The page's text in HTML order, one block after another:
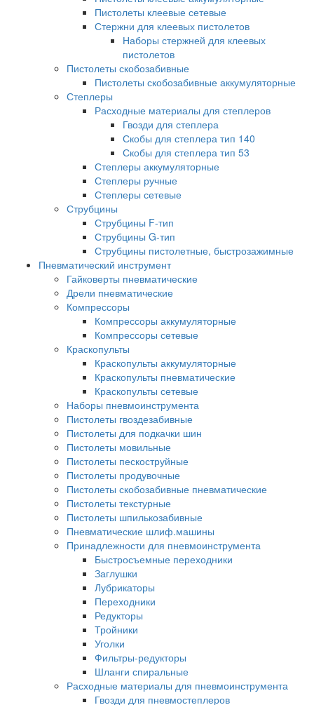
Пистолеты клеевые сетевые
Стержни для клеевых пистолетов
Наборы стержней для клеевых
пистолетов
Пистолеты скобозабивные
Пистолеты скобозабивные аккумуляторные
Степлеры
Расходные материалы для степлеров
Гвозди для степлера
Скобы для степлера тип 140
Скобы для степлера тип 53
Степлеры аккумуляторные
Степлеры ручные
Степлеры сетевые
Струбцины
Струбцины F-тип
Струбцины G-тип
Струбцины пистолетные, быстрозажимные
Пневматический инструмент
Гайковерты пневматические
Дрели пневматические
Компрессоры
Компрессоры аккумуляторные
Компрессоры сетевые
Краскопульты
Краскопульты аккумуляторные
Краскопульты пневматические
Краскопульты сетевые
Наборы пневмоинструмента
Пистолеты гвоздезабивные
Пистолеты для подкачки шин
Пистолеты мовильные
Пистолеты пескоструйные
Пистолеты продувочные
Пистолеты скобозабивные пневматические
Пистолеты текстурные
Пистолеты шпилькозабивные
Пневматические шлиф.машины
Принадлежности для пневмоинструмента
Быстросъемные переходники
Заглушки
Лубрикаторы
Переходники
Редукторы
Тройники
Уголки
Фильтры-редукторы
Шланги спиральные
Расходные материалы для пневмоинструмента
Гвозди для пневмостеплеров